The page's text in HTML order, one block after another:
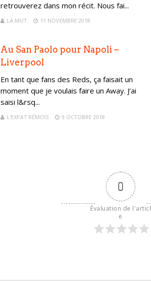
retrouverez dans mon récit. Nous fai...
LA MUT 11 NOVEMBRE 2018
Au San Paolo pour Napoli –
Liverpool
En tant que fans des Reds, ça faisait un
moment que je voulais faire un Away. J’ai
saisi l&rsq...
L'EXPAT RÉMOIS 9 OCTOBRE 2018
0
Évaluation de l'articl
e